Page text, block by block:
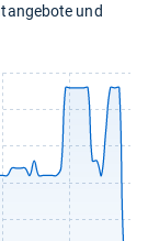
und